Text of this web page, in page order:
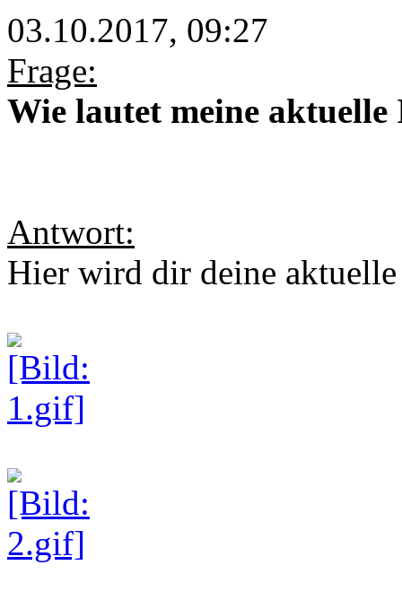
03.10.2017, 09:27
Frage:
Wie lautet meine
Antwort:
Hier wird dir deine